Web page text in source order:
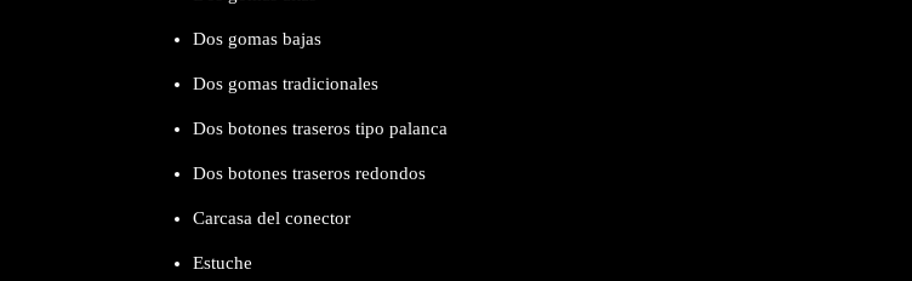
Dos gomas bajas
Dos gomas tradicionales
Dos botones traseros tipo palanca
Dos botones traseros redondos
Carcasa del conector
Estuche